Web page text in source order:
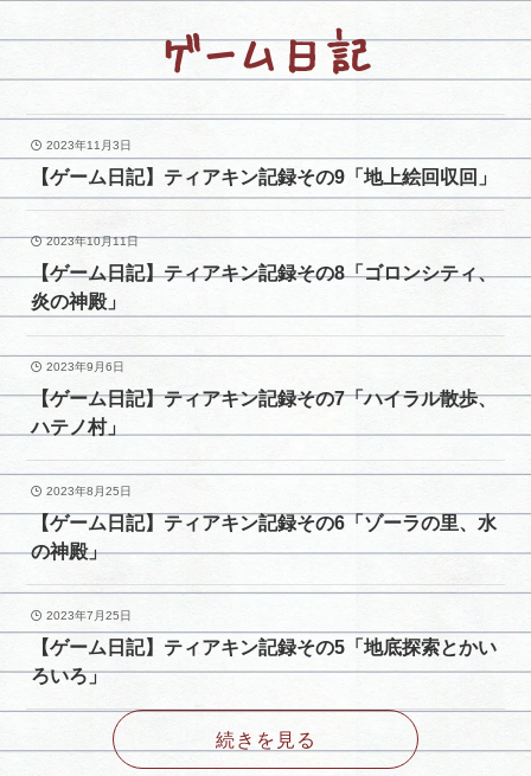
ゲーム日記
2023年11月3日
【ゲーム日記】ティアキン記録その9「地上絵回収回」
2023年10月11日
【ゲーム日記】ティアキン記録その8「ゴロンシティ、
炎の神殿」
2023年9月6日
【ゲーム日記】ティアキン記録その7「ハイラル散歩、
ハテノ村」
2023年8月25日
【ゲーム日記】ティアキン記録その6「ゾーラの里、水
の神殿」
2023年7月25日
【ゲーム日記】ティアキン記録その5「地底探索とかい
ろいろ」
続きを見る